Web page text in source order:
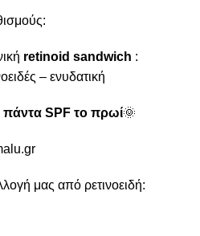
retinoid sandwich :
– ενυδατική
πάντα SPF το πρωί🌞
μας από ρετινοειδή: